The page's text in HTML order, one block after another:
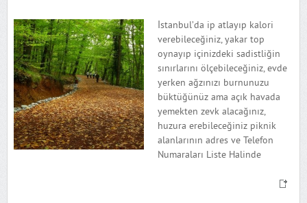
İstanbul’da ip atlayıp kalori
verebileceğiniz, yakar top
oynayıp içinizdeki sadistliğin
sınırlarını ölçebileceğiniz, evde
yerken ağzınızı burnunuzu
büktüğünüz ama açık havada
yemekten zevk alacağınız,
huzura erebileceğiniz piknik
alanlarının adres ve Telefon
Numaraları Liste Halinde